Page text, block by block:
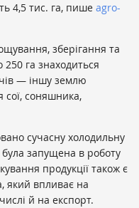
4,5 тис. га, пише agro-
зберігання та
га знаходиться
— іншу землю
соняшника,
сучасну холодильну
була запущена в роботу
продукції також є
який впливає на
й на експорт.